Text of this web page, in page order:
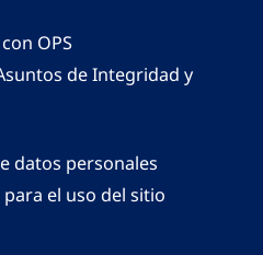
OPS
de Integridad y
datos personales
el uso del sitio